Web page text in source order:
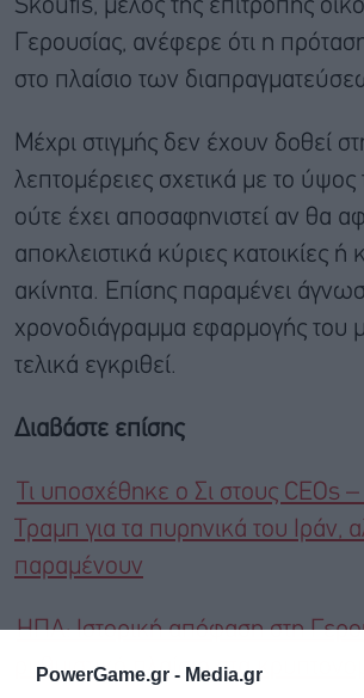
PowerGame.gr - Media.gr
Skoufis, μέλος της επιτροπής
Γερουσίας, ανέφερε ότι η
στο πλαίσιο των
Μέχρι στιγμής δεν έχουν δοθεί
λεπτομέρειες σχετικά με το
ούτε έχει αποσαφηνιστεί αν θα
αποκλειστικά κύριες κατοικίες ή
ακίνητα. Επίσης παραμένει
χρονοδιάγραμμα εφαρμογής του
τελικά εγκριθεί.
Διαβάστε επίσης
Τι υποσχέθηκε ο Σι στους CEOs
Τραμπ για τα πυρηνικά του Ιράν,
παραμένουν
ΗΠΑ: Ιστορική απόφαση στη
ρυθμιστικό πλαίσιο στα